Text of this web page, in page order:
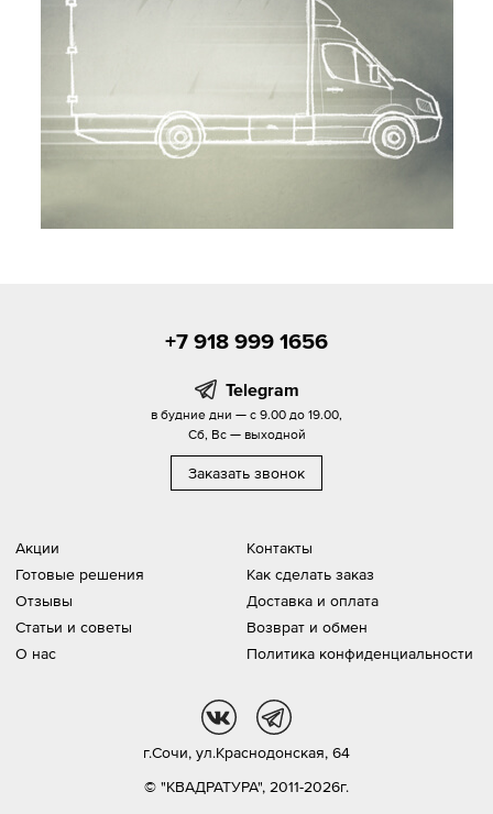
Акции
Готовые решения
Отзывы
Статьи и советы
О нас
Контакты
Как сделать заказ
Доставка и оплата
Возврат и обмен
Политика конфиденциальности
+7 918 999 1656
Telegram
в будние дни — с 9.00 до 19.00,
Сб, Вс — выходной
Заказать звонок
© "КВАДРАТУРА", 2011-2026г.
г.Сочи, ул.Краснодонская, 64
vk